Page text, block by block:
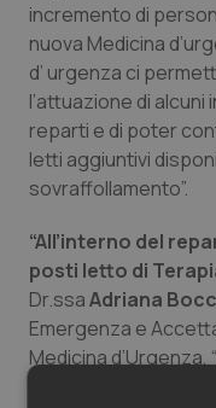
Tiroide
Tumore al
Tumore
Tumori
Ulcera &
incremento di
nuova Medicina
d’ urgenza ci
l’attuazione di
reparti e di poter
letti aggiuntivi
sovraffollamento”.
“All’interno del
posti letto di
Dr.ssaAdriana
Emergenza e
Medicina